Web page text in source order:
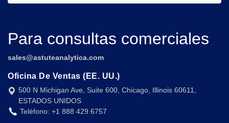
Para consultas comerciales
sales@astuteanalytica.com
Oficina De Ventas (EE. UU.)
500 N Michigan Ave, Suite 600, Chicago, Illinois 60611,
ESTADOS UNIDOS
Teléfono: +1 888 429 6757